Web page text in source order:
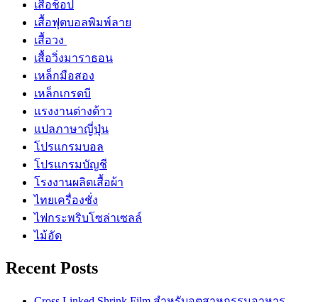
เสื้อช็อป
เสื้อฟุตบอลพิมพ์ลาย
เสื้อวง
เสื้อวิ่งมาราธอน
เหล็กมือสอง
เหล็กเกรดบี
เเรงงานต่างด้าว
แปลภาษาญี่ปุ่น
โปรแกรมบอล
โปรแกรมบัญชี
โรงงานผลิตเสื้อผ้า
ไทยเครื่องชั่ง
ไฟกระพริบโซล่าเซลล์
ไม้อัด
Recent Posts